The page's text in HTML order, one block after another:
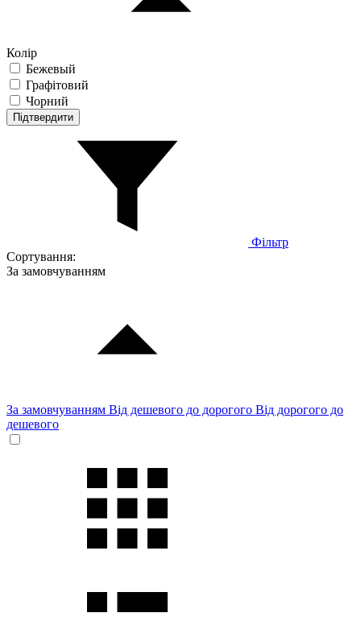
Колір
Бежевый
Графітовий
Чорний
Підтвердити
Фільтр
Сортування:
За замовчуванням
За замовчуванням Від дешевого до дорогого Від дорогого до
дешевого